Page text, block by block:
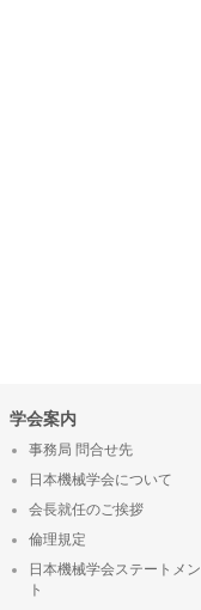
学会案内
事務局 問合せ先
日本機械学会について
会長就任のご挨拶
倫理規定
日本機械学会ステートメン
ト